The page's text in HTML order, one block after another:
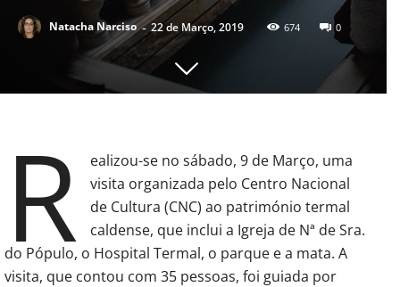
Natacha Narciso - 22 de Março, 2019 674 0
R
ealizou-se no sábado, 9 de Março, uma
visita organizada pelo Centro Nacional
de Cultura (CNC) ao património termal
caldense, que inclui a Igreja de Nª de Sra.
do Pópulo, o Hospital Termal, o parque e a mata. A
visita, que contou com 35 pessoas, foi guiada por